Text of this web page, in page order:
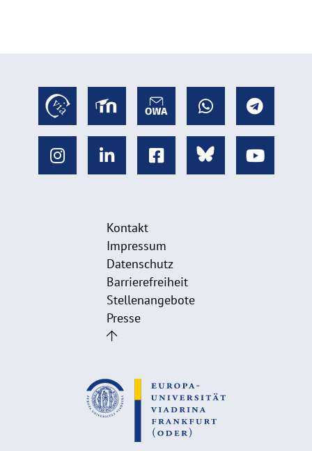
Kontakt
Impressum
Datenschutz
Barrierefreiheit
Stellenangebote
Presse